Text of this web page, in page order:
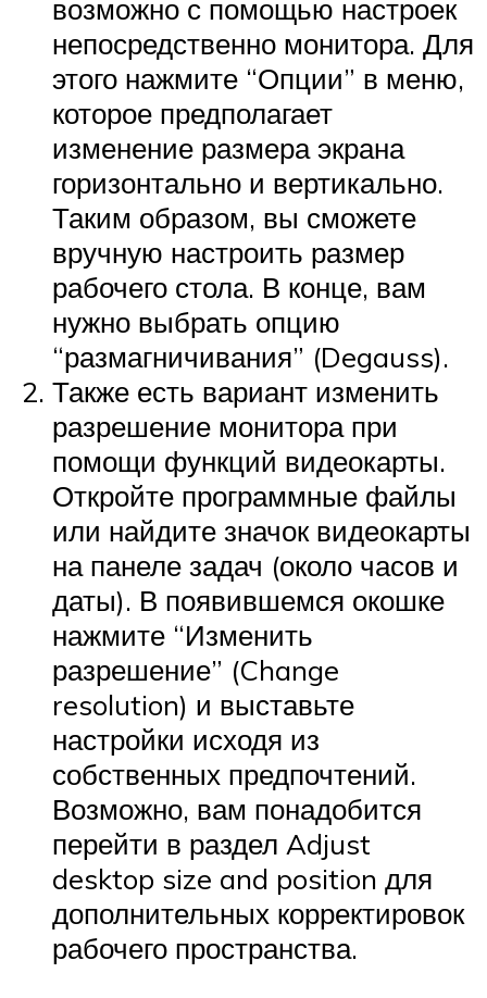
возможно с помощью настроек
непосредственно монитора. Для
этого нажмите “Опции” в меню,
которое предполагает
изменение размера экрана
горизонтально и вертикально.
Таким образом, вы сможете
вручную настроить размер
рабочего стола. В конце, вам
нужно выбрать опцию
“размагничивания” (Degauss).
Также есть вариант изменить
разрешение монитора при
помощи функций видеокарты.
Откройте программные файлы
или найдите значок видеокарты
на панеле задач (около часов и
даты). В появившемся окошке
нажмите “Изменить
разрешение” (Change
resolution) и выставьте
настройки исходя из
собственных предпочтений.
Возможно, вам понадобится
перейти в раздел Adjust
desktop size and position для
дополнительных корректировок
рабочего пространства.